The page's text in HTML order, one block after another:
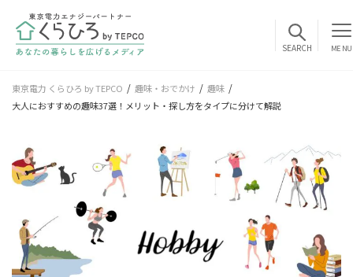
MENU
東京電力 くらひろ by TEPCO 趣味・おでかけ
趣味
大人におすすめの趣味37選！メリット・探し方をタイプに分けて解説